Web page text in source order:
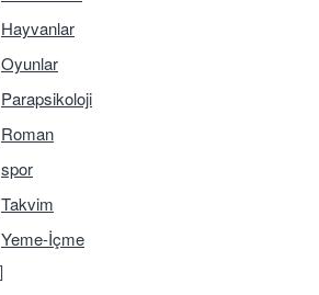
Hayvanlar
Oyunlar
Parapsikoloji
Roman
spor
Takvim
Yeme-İçme